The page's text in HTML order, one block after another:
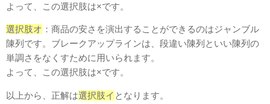
よって、この選択肢は×です。
選択肢オ ：商品の安さを演出することができるのはジャンブル
陳列です。ブレークアップラインは、段違い陳列といい陳列の
単調さをなくすために用いられます。
よって、この選択肢は×です。
以上から、正解は選択肢イ となります。